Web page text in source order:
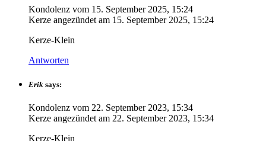
Kondolenz vom 15. September 2025, 15:24
Kerze angezündet am 15. September 2025, 15:24
Kerze-Klein
Antworten
Erik says:
Kondolenz vom 22. September 2023, 15:34
Kerze angezündet am 22. September 2023, 15:34
Kerze-Klein